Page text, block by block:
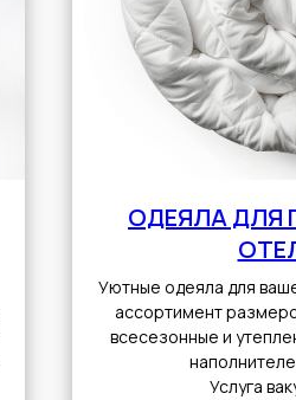
ОДЕЯЛА ДЛЯ
Уютные одеяла для
ассортимент
всесезонные и
Услуга